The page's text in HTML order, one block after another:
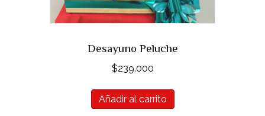
Desayuno Peluche
$239.000
Añadir al carrito